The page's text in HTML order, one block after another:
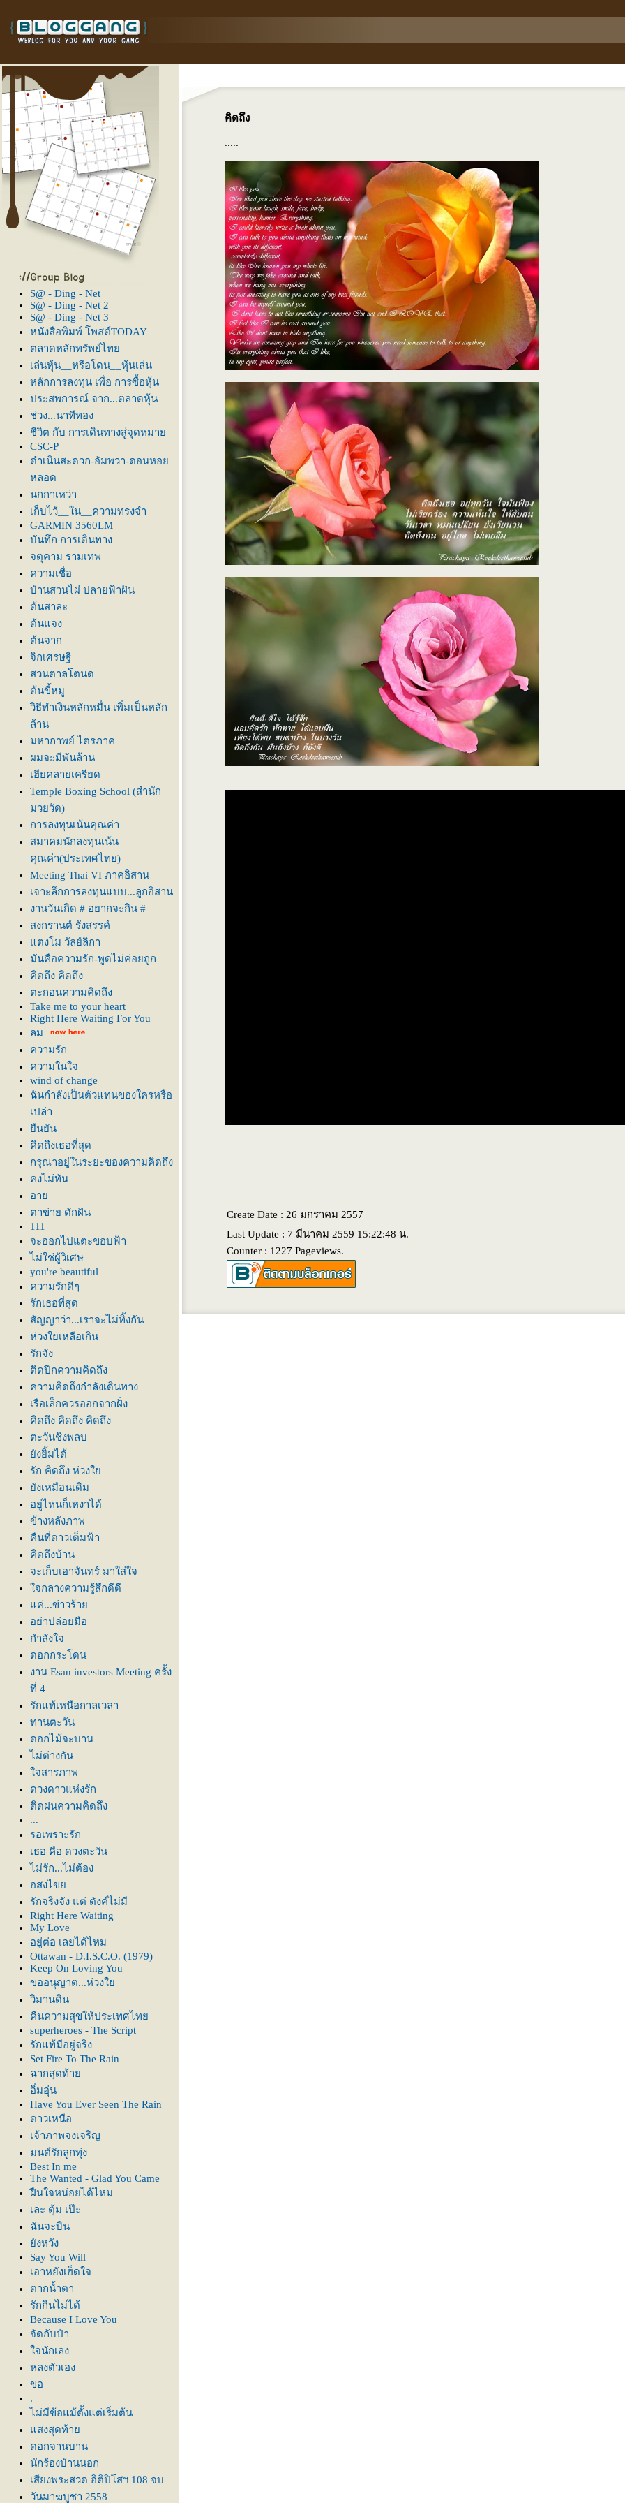
S@ - Ding - Net
S@ - Ding - Net 2
S@ - Ding - Net 3
หนังสือพิมพ์ โพสต์TODAY
ตลาดหลักทรัพย์ไท
เล่นหุ้น__หรือโดน__หุ้นเล่น
หลักการลงทุน เพื่อ การซื้อหุ้น
ประสพการณ์ จาก...ตลาดหุ้น
ช่วง...นาทีทอง
ชีวิต กับ การเดินทางสู่จุดหมา
CSC-P
ดำเนินสะดวก-อัมพวา-ดอนหอ
หลอด
นกกาเหว่า
เก็บไว้__ใน__ความทรงจำ
GARMIN 3560LM
บันทึก การเดินทาง
จตุคาม รามเทพ
ความเชื่อ
บ้านสวนไผ่ ปลายฟ้าฝัน
ต้นสาละ
ต้นแจง
ต้นจาก
จิกเศรษฐี
สวนตาลโตนด
ต้นขี้หมู
วิธีทำเงินหลักหมื่น เพิ่มเป็นหลัก
ล้าน
มหากาพย์ ไตรภาค
ผมจะมีพันล้าน
เฮียคลายเครียด
Temple Boxing School (สำนัก
มวยวัด)
การลงทุนเน้นคุณค่า
สมาคมนักลงทุนเน้น
คุณค่า(ประเทศไทย)
Meeting Thai VI ภาคอิสาน
เจาะลึกการลงทุนแบบ...ลูกอิสาน
งานวันเกิด # อยากจะกิน #
สงกรานต์ รังสรรค์
ตงโม วัลย์ลิกา
มันคือความรัก-พูดไม่ค่อยถูก
คิดถึง คิดถึง
ตะกอนความคิดถึง
Take me to your heart
Right Here Waiting For You
ลม
ความรัก
ความในใจ
wind of change
ฉันกำลังเป็นตัวแทนของใครหรือ
เปล่า
ืนยัน
คิดถึงเธอที่สุด
กรุณาอยู่ในระยะของความคิดถึง
คงไม่ทัน
อา
ตาข่าย ดักฝัน
111
จะออกไปแตะขอบฟ้า
ไม่ใช่ผู้วิเศษ
you're beautiful
ความรักดีๆ
รักเธอที่สุด
สัญญาว่า...เราจะไม่ทิ้งกัน
ห่วงใยเหลือเกิน
รักจัง
ติดปีกความคิดถึง
ความคิดถึงกำลังเดินทาง
เรือเล็กควรออกจากฝั่ง
คิดถึง คิดถึง คิดถึง
ตะวันชิงพลบ
ังยิ้มได้
รัก คิดถึง ห่วง
ังเหมือนเดิม
อยู่ไหนก็เหงาได้
ข้างหลังภาพ
คืนที่ดาวเต็มฟ้า
คิดถึงบ้าน
จะเก็บเอาจันทร์ มาใส่ใจ
จกลางความรู้สึกดีดี
ค่...ข่าวร้า
อย่าปล่อยมือ
กำลังใจ
ดอกกระโดน
งาน Esan investors Meeting ครั้ง
ที่ 4
รักแท้เหนือกาลเวลา
ทานตะวัน
ดอกไม้จะบาน
ไม่ต่างกัน
จสารภาพ
ดวงดาวแห่งรัก
ติดฝนความคิดถึง
...
รอเพราะรัก
เธอ คือ ดวงตะวัน
ไม่รัก...ไม่ต้อง
อสงไข
รักจริงจัง แต่ ตังค์ไม่มี
Right Here Waiting
My Love
อยู่ต่อ เลยได้ไหม
Ottawan - D.I.S.C.O. (1979)
Keep On Loving You
ขออนุญาต...ห่วง
วิมานดิน
คืนความสุขให้ประเทศไท
superheroes - The Script
รักแท้มีอยู่จริง
Set Fire To The Rain
ฉากสุดท้า
อิ่มอุ่น
Have You Ever Seen The Rain
ดาวเหนือ
เจ้าภาพจงเจริญ
มนต์รักลูกทุ่ง
Best In me
The Wanted - Glad You Came
ฝืนใจหน่อยได้ไหม
เละ ตุ้ม เป๊ะ
ฉันจะบิน
ังหวัง
Say You Will
เอาหยังเฮ็ดใจ
ตากน้ำตา
รักกินไม่ได้
Because I Love You
จัดกับป๋า
จนักเลง
หลงตัวเอง
ขอ
.
ไม่มีข้อแม้ตั้งแต่เริ่มต้น
สงสุดท้า
ดอกจานบาน
นักร้องบ้านนอก
เสียงพระสวด อิติปิโสฯ 108 จบ
วันมาฆบูชา 2558
คิดถึง
.....
Create Date : 26 มกราคม 2557
Last Update : 7 มีนาคม 2559 15:22:48 น.
Counter : 1227 Pageviews.